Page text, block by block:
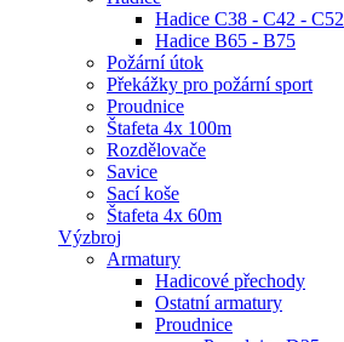
Hadice C38 - C42 - C52
Hadice B65 - B75
Požární útok
Překážky pro požární sport
Proudnice
Štafeta 4x 100m
Rozdělovače
Savice
Sací koše
Štafeta 4x 60m
Výzbroj
Armatury
Hadicové přechody
Ostatní armatury
Proudnice